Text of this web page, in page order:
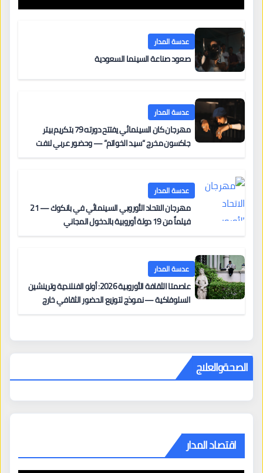
عدسة المدار
صعود صناعة السينما السعودية
عدسة المدار
مهرجان كان السينمائي يفتتح دورته 79 بتكريم بيتر
جاكسون مخرج “سيد الخواتم” — وحضور عربي لافت
عدسة المدار
مهرجان الاتحاد الأوروبي السينمائي في بانكوك — 21
فيلماً من 19 دولة أوروبية بالدخول المجاني
عدسة المدار
عاصمتا الثقافة الأوروبية 2026: أولو الفنلندية وترينشين
السلوفاكية — نموذج لتوزيع الحضور الثقافي خارج
الصحةوالعلاج
اقتصاد المدار